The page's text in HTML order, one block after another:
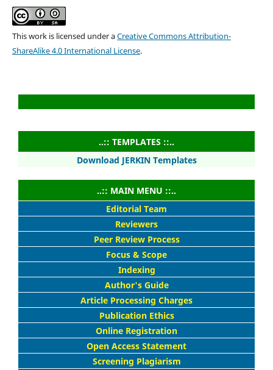
This work is licensed under aCreative Commons Attribution-
ShareAlike 4.0 International License.
..:: TEMPLATES ::..
Download JERKIN Templates
..:: MAIN MENU ::..
Editorial Team
Reviewers
Peer Review Process
Focus & Scope
Indexing
Author's Guide
Article Processing Charges
Publication Ethics
Online Registration
Open Access Statement
Screening Plagiarism